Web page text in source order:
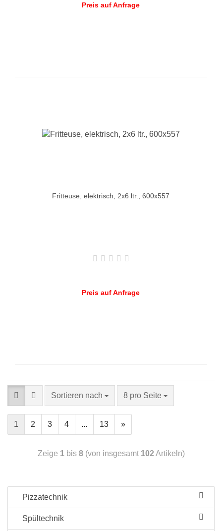
Preis auf Anfrage
Fritteuse, elektrisch, 2x6 ltr., 600x557
Preis auf Anfrage
Sortieren nach 8 pro Seite
1 2 3 4 ... 13 »
Zeige 1bis 8(von insgesamt 102 Artikeln)
Pizzatechnik
Spültechnik